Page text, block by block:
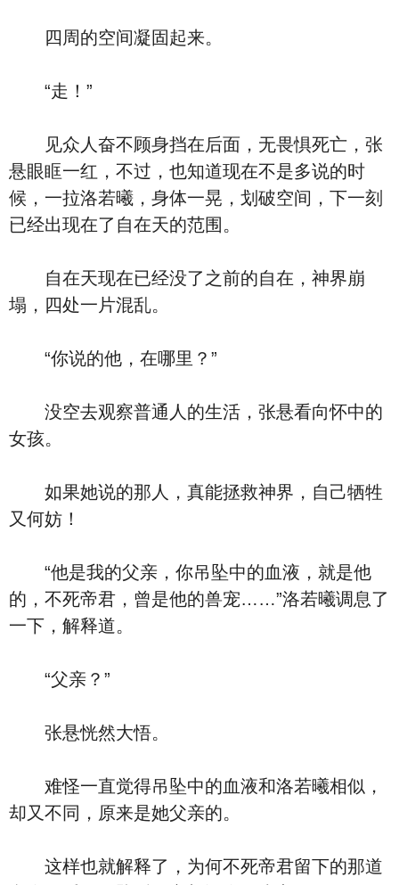
四周的空间凝固起来。
“走！”
见众人奋不顾身挡在后面，无畏惧死亡，张
悬眼眶一红，不过，也知道现在不是多说的时
候，一拉洛若曦，身体一晃，划破空间，下一刻
已经出现在了自在天的范围。
自在天现在已经没了之前的自在，神界崩
塌，四处一片混乱。
“你说的他，在哪里？”
没空去观察普通人的生活，张悬看向怀中的
女孩。
如果她说的那人，真能拯救神界，自己牺牲
又何妨！
“他是我的父亲，你吊坠中的血液，就是他
的，不死帝君，曾是他的兽宠……”洛若曦调息了
一下，解释道。
“父亲？”
张悬恍然大悟。
难怪一直觉得吊坠中的血液和洛若曦相似，
却又不同，原来是她父亲的。
这样也就解释了，为何不死帝君留下的那道